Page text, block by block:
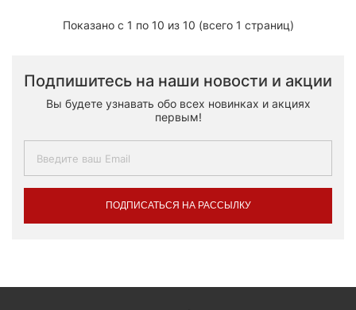
Показано с 1 по 10 из 10 (всего 1 страниц)
Подпишитесь на наши новости и акции
Вы будете узнавать обо всех новинках и акциях
первым!
ПОДПИСАТЬСЯ НА РАССЫЛКУ